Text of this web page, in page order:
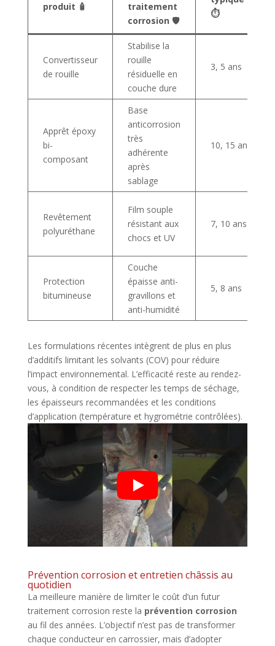
produit 🧴
traitement
corrosion 🛡️
⏱️
Convertisseur
de rouille
Stabilise la
rouille
résiduelle en
couche dure
3, 5 ans
Apprêt époxy
bi-
composant
Base
anticorrosion
très
adhérente
après
sablage
10, 15 ans
Revêtement
polyuréthane
Film souple
résistant aux
chocs et UV
7, 10 ans
Protection
bitumineuse
Couche
épaisse anti-
gravillons et
anti-humidité
5, 8 ans
Les formulations récentes intègrent de plus en plus
d’additifs limitant les solvants (COV) pour réduire
l’impact environnemental. L’efficacité reste au rendez-
vous, à condition de respecter les temps de séchage,
les épaisseurs recommandées et les conditions
d’application (température et hygrométrie contrôlées).
Prévention corrosion et entretien châssis au
quotidien
La meilleure manière de limiter le coût d’un futur
traitement corrosion reste la prévention corrosion
au fil des années. L’objectif n’est pas de transformer
chaque conducteur en carrossier, mais d’adopter